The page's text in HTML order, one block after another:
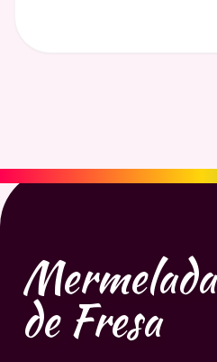
Mermelada
de Fresa